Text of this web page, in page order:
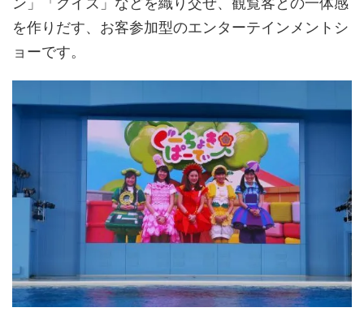
ン」「クイズ」などを織り交ぜ、観覧客との一体感
を作りだす、お客参加型のエンターテインメントシ
ョーです。